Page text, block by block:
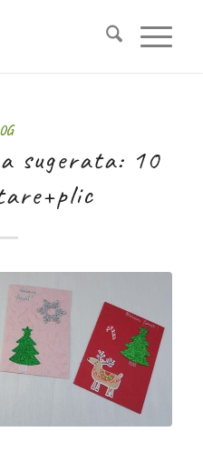
sugerata: 10